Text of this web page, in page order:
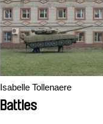
Isabelle Tollenaere
Battles